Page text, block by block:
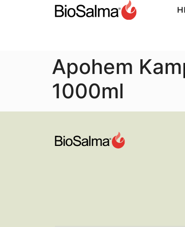
Apohem
1000ml